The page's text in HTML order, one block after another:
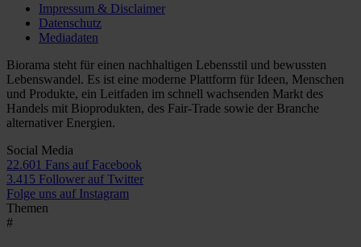
Impressum & Disclaimer
Datenschutz
Mediadaten
Biorama steht für einen nachhaltigen Lebensstil und bewussten
Lebenswandel. Es ist eine moderne Plattform für Ideen, Menschen
und Produkte, ein Leitfaden im schnell wachsenden Markt des
Handels mit Bioprodukten, des Fair-Trade sowie der Branche
alternativer Energien.
Social Media
22.601 Fans auf Facebook
3.415 Follower auf Twitter
Folge uns auf Instagram
Themen
#